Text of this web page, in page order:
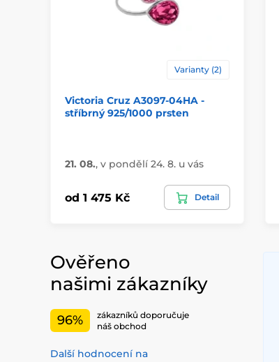
Varianty (2)
Victoria Cruz A3097-04HA -
stříbrný 925/1000 prsten
21. 08., v pondělí 24. 8. u vás
od 1 475 Kč Detail
Ověřeno
našimi zákazníky
96%
zákazníků doporučuje
náš obchod
Další hodnocení na